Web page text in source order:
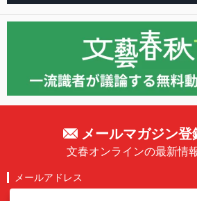
メールマガジン登
文春オンラインの最新情
メールアドレス